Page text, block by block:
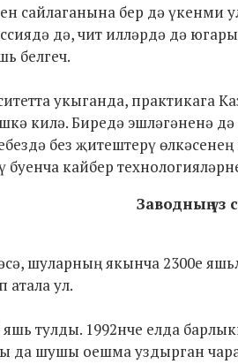
сайлаганына бер дә үкенми
дә, чит илләрдә дә
белгеч.
укыганда, практикага
килә. Биредә эшләгәненә
без җитештерү
кайбер
Заводның үз
шуларның якынча 2300е
ул.
тулды. 1992нче елда
да шушы оешма уздырган